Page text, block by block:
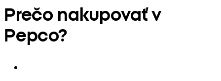
Prečo nakupovať v
Pepco?